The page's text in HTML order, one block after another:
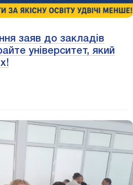
заяв до закладів
університет, який